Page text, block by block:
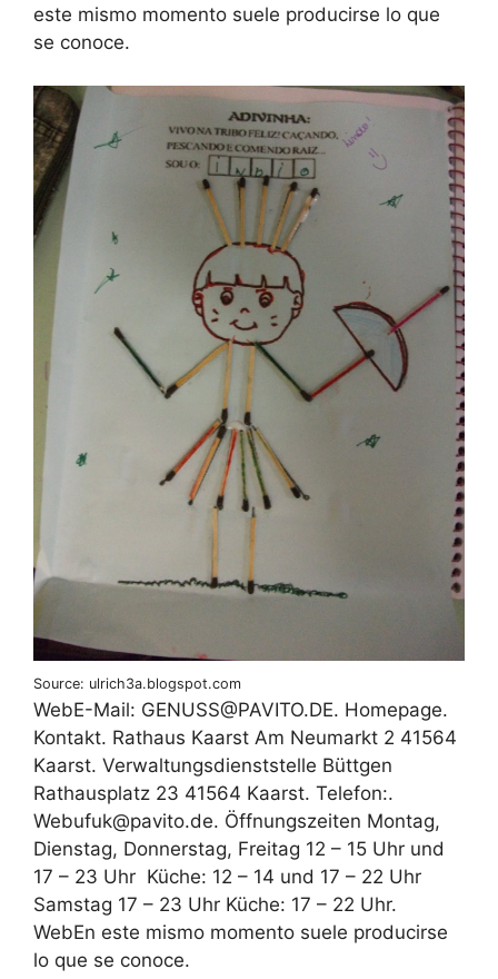
este mismo momento suele producirse lo que
se conoce.
Source: ulrich3a.blogspot.com
WebE-Mail: GENUSS@PAVITO.DE. Homepage.
Kontakt. Rathaus Kaarst Am Neumarkt 2 41564
Kaarst. Verwaltungsdienststelle Büttgen
Rathausplatz 23 41564 Kaarst. Telefon:.
Web‍ufuk@pavito.de. Öffnungszeiten Montag,
Dienstag, Donnerstag, Freitag 12 – 15 Uhr und
17 – 23 Uhr ‍ Küche: 12 – 14 und 17 – 22 Uhr ‍
‍Samstag 17 – 23 Uhr Küche: 17 – 22 Uhr.
WebEn este mismo momento suele producirse
lo que se conoce.